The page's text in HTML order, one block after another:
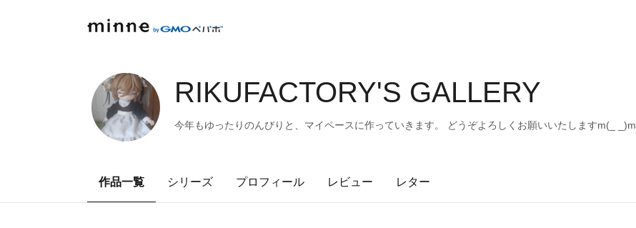
RIKUFACTORY'S GALLERY
今年もゆったりのんびりと、マイペースに作っていきます。 どうぞよろしくお願いいたしますm(_ _)m
作品一覧 シリーズ プロフィール レビュー レター